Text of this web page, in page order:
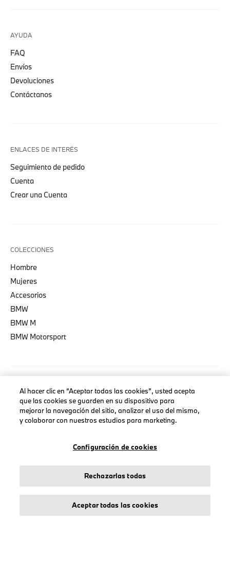
AYUDA
FAQ
Envíos
Devoluciones
Contáctanos
ENLACES DE INTERÉS
Seguimiento de pedido
Cuenta
Crear una Cuenta
COLECCIONES
Hombre
Mujeres
Accesorios
BMW
BMW M
BMW Motorsport
AVISO LEGAL
Sobre stichd
Condiciones Generales
Accessibility Act
© stichd sportmerchandising B.V. Reg. No. 63490757
Al hacer clic en “Aceptar todas las cookies”, usted acepta
que las cookies se guarden en su dispositivo para
mejorar la navegación del sitio, analizar el uso del mismo,
y colaborar con nuestros estudios para marketing.
Configuración de cookies
Rechazarlas todas
Aceptar todas las cookies